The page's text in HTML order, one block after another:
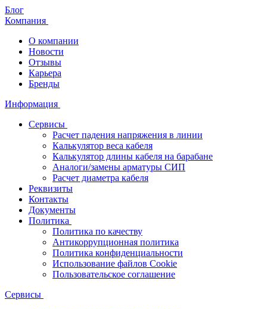
Блог
Компания
О компании
Новости
Отзывы
Карьера
Бренды
Информация
Сервисы
Расчет падения напряжения в линии
Калькулятор веса кабеля
Калькулятор длины кабеля на барабане
Аналоги/замены арматуры СИП
Расчет диаметра кабеля
Реквизиты
Контакты
Документы
Политика
Политика по качеству
Антикоррупционная политика
Политика конфиденциальности
Использование файлов Cookie
Пользовательское соглашение
Сервисы